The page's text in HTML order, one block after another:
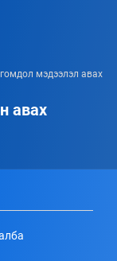
мэдээлэл авах
авах